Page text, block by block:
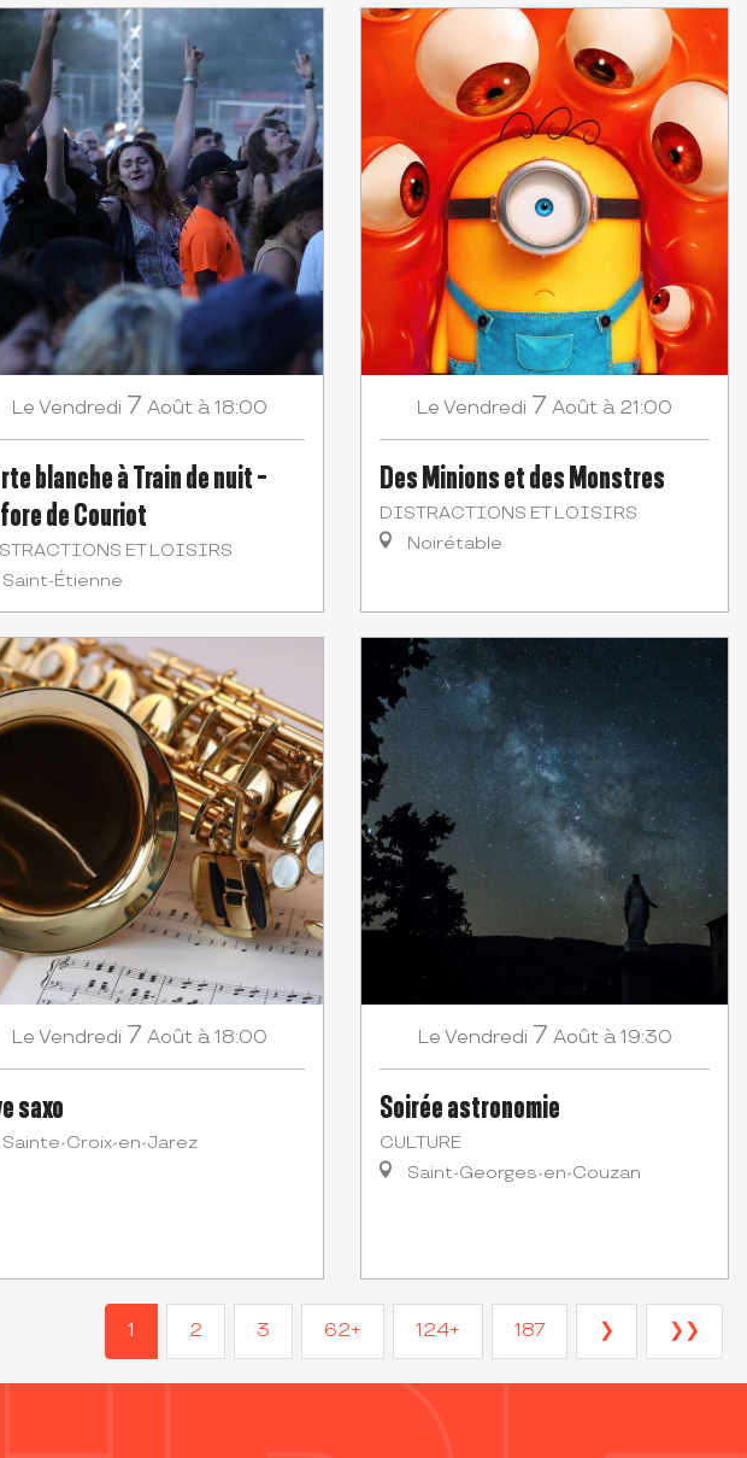
Le Vendredi 7 Août à 18:00
blanche à Train de nuit -
de Couriot
ET LOISIRS
Saint-Étienne
Le Vendredi 7 Août à 21:00
Des Minions et des Monstres
DISTRACTIONS ET LOISIRS
Noirétable
Le Vendredi 7 Août à 18:00
saxo
Sainte-Croix-en-Jarez
Le Vendredi 7 Août à 19:30
Soirée astronomie
CULTURE
Saint-Georges-en-Couzan
1 2 3 62+ 124+ 187 ❯ ❯❯